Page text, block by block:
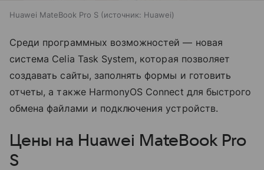
Huawei MateBook Pro S источник: Huawei
Среди программных возможностей — новая
система Celia Task System, которая позволяет
создавать сайты, заполнять формы и готовить
отчеты, а также HarmonyOS Connect для быстрого
обмена файлами и подключения устройств.
Цены на Huawei MateBook Pro
S